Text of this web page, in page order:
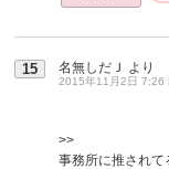
15 名無しだＪ より
2015年11月2日 7:26
>>
事務所に推され